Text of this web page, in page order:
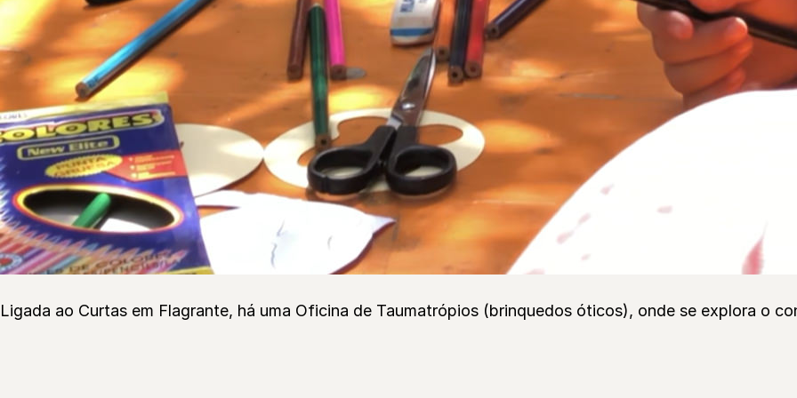
Ligada ao Curtas em Flagrante, há uma Oficina de Taumatrópios (brinquedos óticos), onde se explora o